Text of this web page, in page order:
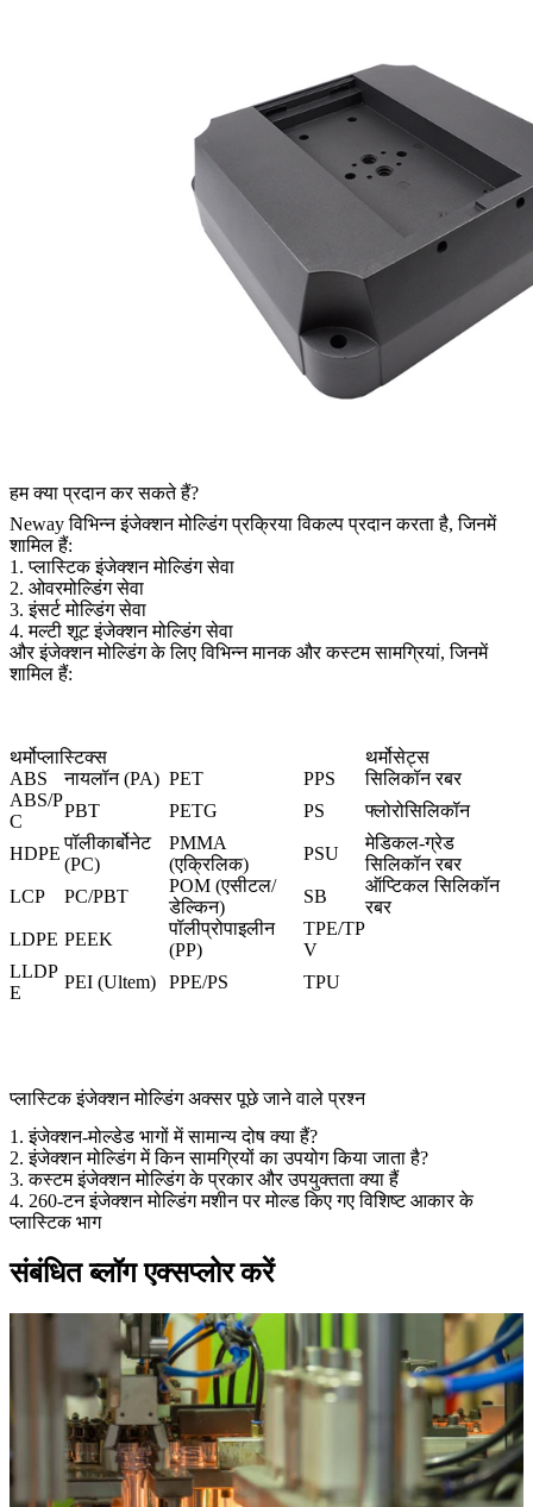
हम क्या प्रदान कर सकते हैं?
Neway विभिन्न इंजेक्शन मोल्डिंग प्रक्रिया विकल्प प्रदान करता है, जिनमें
शामिल हैं:
1.प्लास्टिक इंजेक्शन मोल्डिंग सेवा
2. ओवरमोल्डिंग सेवा
3.इंसर्ट मोल्डिंग सेवा
4.मल्टी शूट इंजेक्शन मोल्डिंग सेवा
और इंजेक्शन मोल्डिंग के लिए विभिन्न मानक और कस्टम सामग्रियां, जिनमें
शामिल हैं:
थर्मोप्लास्टिक्स
थर्मोसेट्स
ABS
नायलॉन (PA) PET PPS
सिलिकॉन रबर
ABS/P
C
PBT PETG PS फ्लोरोसिलिकॉन
HDPE
पॉलीकार्बोनेट
(PC)
PMMA
(एक्रिलिक)
PSU
मेडिकल-ग्रेड
सिलिकॉन रबर
LCP
PC/PBT
POM (एसीटल/
डेल्किन)
SB
ऑप्टिकल सिलिकॉन
रबर
LDPE PEEK
पॉलीप्रोपाइलीन
(PP)
TPE/TP
V
LLDP
E
PEI (Ultem) PPE/PS TPU
प्लास्टिक इंजेक्शन मोल्डिंग अक्सर पूछे जाने वाले प्रश्न
1. इंजेक्शन-मोल्डेड भागों में सामान्य दोष क्या हैं?
2. इंजेक्शन मोल्डिंग में किन सामग्रियों का उपयोग किया जाता है?
3. कस्टम इंजेक्शन मोल्डिंग के प्रकार और उपयुक्तता क्या हैं
4. 260-टन इंजेक्शन मोल्डिंग मशीन पर मोल्ड किए गए विशिष्ट आकार के
प्लास्टिक भाग
संबंधित ब्लॉग एक्सप्लोर करें